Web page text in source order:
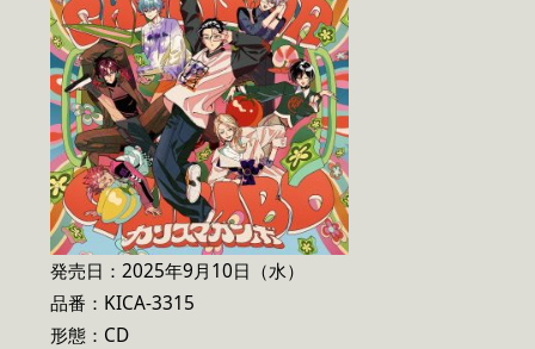
発売日：2025年9月10日（水）
品番：KICA-3315
形態：CD